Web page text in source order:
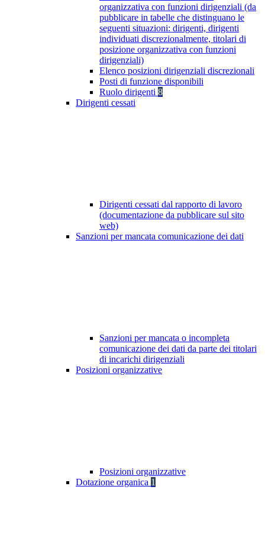
organizzativa con funzioni dirigenziali (da
pubblicare in tabelle che distinguano le
seguenti situazioni: dirigenti, dirigenti
individuati discrezionalmente, titolari di
posizione organizzativa con funzioni
dirigenziali)
Elenco posizioni dirigenziali discrezionali
Posti di funzione disponibili
Ruolo dirigenti 8
Dirigenti cessati
Dirigenti cessati dal rapporto di lavoro
(documentazione da pubblicare sul sito
web)
Sanzioni per mancata comunicazione dei dati
Sanzioni per mancata o incompleta
comunicazione dei dati da parte dei titolari
di incarichi dirigenziali
Posizioni organizzative
Posizioni organizzative
Dotazione organica 1